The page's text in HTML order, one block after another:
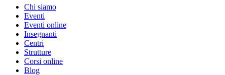
Chi siamo
Eventi
Eventi online
Insegnanti
Centri
Strutture
Corsi online
Blog